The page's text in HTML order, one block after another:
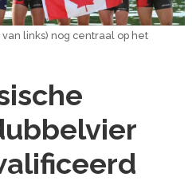
links) nog centraal op het